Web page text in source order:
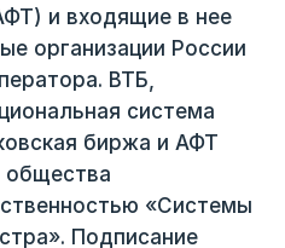
и входящие в нее
организации России
ВТБ,
система
биржа и АФТ
общества
«Системы
Подписание